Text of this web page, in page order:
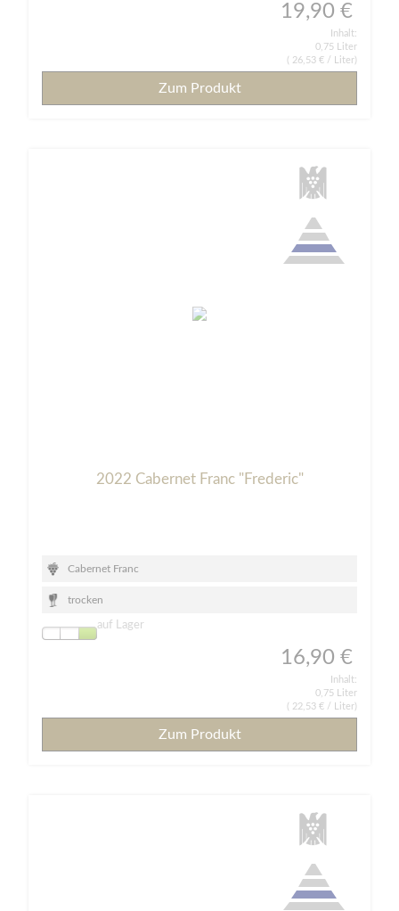
19,90 €
Inhalt:
0,75 Liter
26,53 € / Liter)
Zum Produkt
2022 Cabernet Franc "Frederic"
Cabernet Franc
trocken
auf Lager
16,90 €
Inhalt:
0,75 Liter
22,53 € / Liter)
Zum Produkt